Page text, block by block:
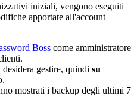
iniziali, vengono eseguiti
apportate all'account
Boss come amministratore
.
desidera gestire, quindi su
.
mostrati i backup degli ultimi 7